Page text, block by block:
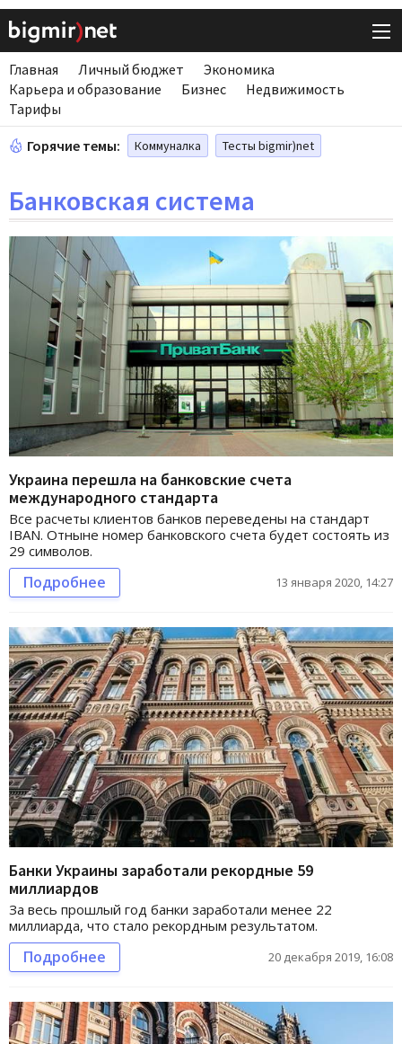
Главная Личный бюджет
Экономика
Карьера и образование
Бизнес
Недвижимость
Тарифы
Горячие темы: Коммуналка Тесты bigmir)net
Банковская система
Украина перешла на банковские счета
международного стандарта
Все расчеты клиентов банков переведены на стандарт
IBAN. Отныне номер банковского счета будет состоять из
29 символов.
Подробнее 13 января 2020, 14:27
Банки Украины заработали рекордные 59
миллиардов
За весь прошлый год банки заработали менее 22
миллиарда, что стало рекордным результатом.
Подробнее 20 декабря 2019, 16:08